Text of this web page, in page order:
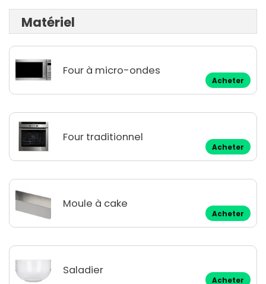
Matériel
Four à micro-ondes
Acheter
Four traditionnel
Acheter
Moule à cake
Acheter
Saladier
Acheter